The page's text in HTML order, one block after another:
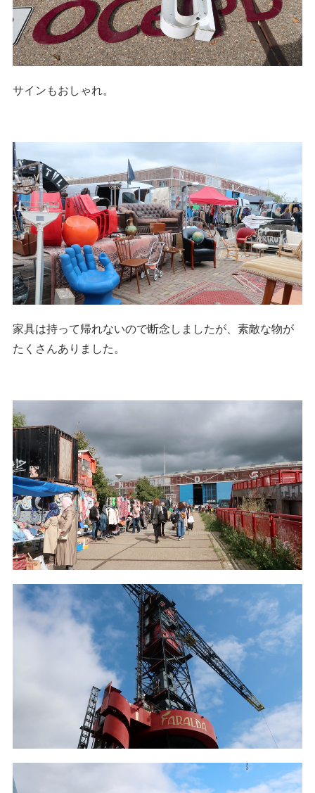
サインもおしゃれ。
家具は持って帰れないので断念しましたが、素敵な物が
たくさんありました。